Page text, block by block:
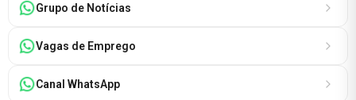
Grupo de Notícias
Vagas de Emprego
Canal WhatsApp